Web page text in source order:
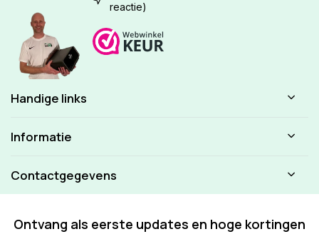
reactie)
Handige links
Informatie
Contactgegevens
Ontvang als eerste updates en hoge kortingen